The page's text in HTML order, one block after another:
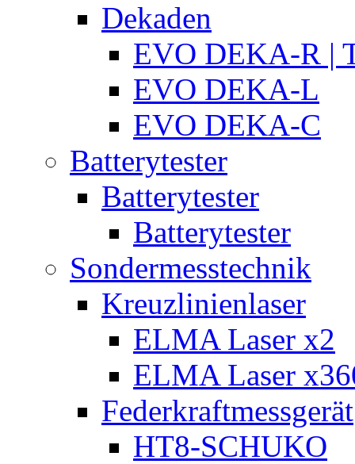
Dekaden
EVO DEKA-R |
EVO DEKA-L
EVO DEKA-C
Batterytester
Batterytester
Batterytester
Sondermesstechnik
Kreuzlinienlaser
ELMA Laser x2
ELMA Laser
Federkraftmessgerät
HT8-SCHUKO